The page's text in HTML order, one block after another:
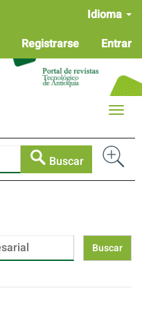
Idioma
Registrarse Entrar
Buscar
Toggle